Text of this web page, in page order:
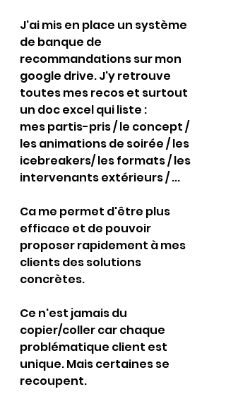
J'ai mis en place un système
de banque de
recommandations sur mon
google drive. J'y retrouve
toutes mes recos et surtout
un doc excel qui liste :
mes partis-pris / le concept /
les animations de soirée / les
icebreakers/ les formats / les
intervenants extérieurs / ...
Ca me permet d'être plus
efficace et de pouvoir
proposer rapidement à mes
clients des solutions
concrètes.
Ce n'est jamais du
copier/coller car chaque
problématique client est
unique. Mais certaines se
recoupent.